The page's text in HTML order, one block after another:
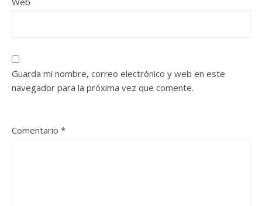
Guarda mi nombre, correo electrónico y web en este
navegador para la próxima vez que comente.
Comentario *